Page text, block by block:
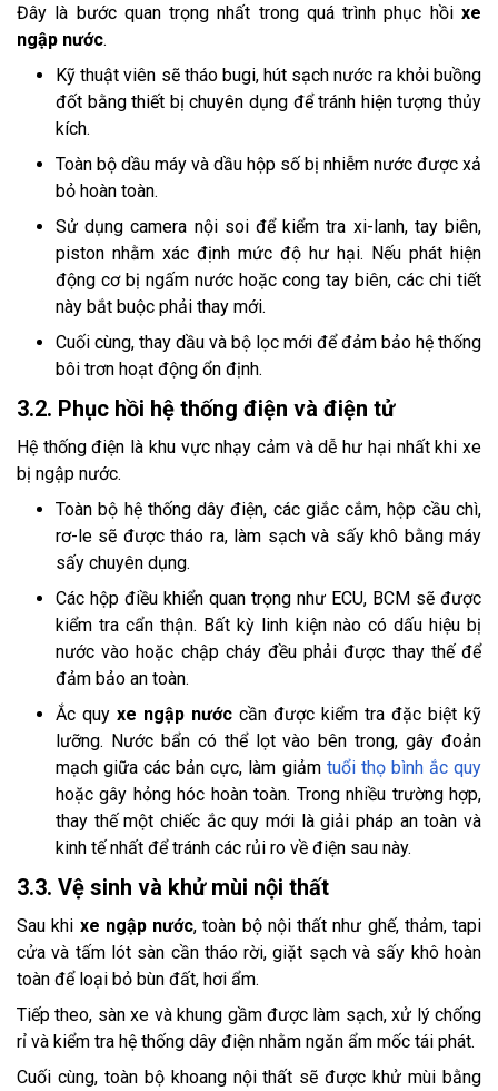
Đây là bước quan trọng nhất trong quá trình phục hồi xe
ngập nước.
Kỹ thuật viên sẽ tháo bugi, hút sạch nước ra khỏi buồng
đốt bằng thiết bị chuyên dụng để tránh hiện tượng thủy
kích.
Toàn bộ dầu máy và dầu hộp số bị nhiễm nước được xả
bỏ hoàn toàn.
Sử dụng camera nội soi để kiểm tra xi-lanh, tay biên,
piston nhằm xác định mức độ hư hại. Nếu phát hiện
động cơ bị ngấm nước hoặc cong tay biên, các chi tiết
này bắt buộc phải thay mới.
Cuối cùng, thay dầu và bộ lọc mới để đảm bảo hệ thống
bôi trơn hoạt động ổn định.
3.2. Phục hồi hệ thống điện và điện tử
Hệ thống điện là khu vực nhạy cảm và dễ hư hại nhất khi xe
bị ngập nước.
Toàn bộ hệ thống dây điện, các giắc cắm, hộp cầu chì,
rơ-le sẽ được tháo ra, làm sạch và sấy khô bằng máy
sấy chuyên dụng.
Các hộp điều khiển quan trọng như ECU, BCM sẽ được
kiểm tra cẩn thận. Bất kỳ linh kiện nào có dấu hiệu bị
nước vào hoặc chập cháy đều phải được thay thế để
đảm bảo an toàn.
Ắc quy xe ngập nước cần được kiểm tra đặc biệt kỹ
lưỡng. Nước bẩn có thể lọt vào bên trong, gây đoản
mạch giữa các bản cực, làm giảm tuổi thọ bình ắc quy
hoặc gây hỏng hóc hoàn toàn. Trong nhiều trường hợp,
thay thế một chiếc ắc quy mới là giải pháp an toàn và
kinh tế nhất để tránh các rủi ro về điện sau này.
3.3. Vệ sinh và khử mùi nội thất
Sau khi xe ngập nước, toàn bộ nội thất như ghế, thảm, tapi
cửa và tấm lót sàn cần tháo rời, giặt sạch và sấy khô hoàn
toàn để loại bỏ bùn đất, hơi ẩm.
Tiếp theo, sàn xe và khung gầm được làm sạch, xử lý chống
rỉ và kiểm tra hệ thống dây điện nhằm ngăn ẩm mốc tái phát.
Cuối cùng, toàn bộ khoang nội thất sẽ được khử mùi bằng